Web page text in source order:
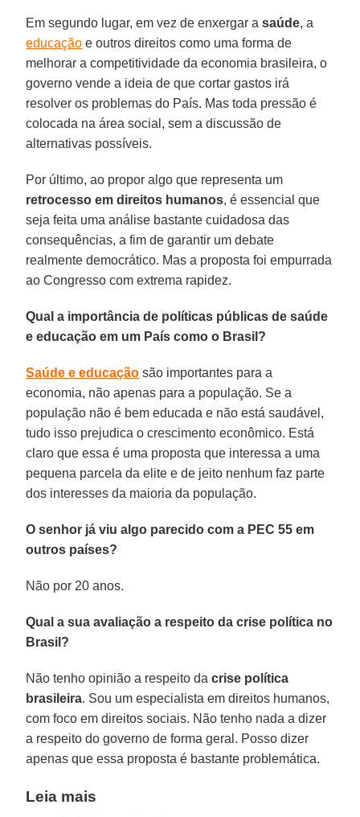
Em segundo lugar, em vez de enxergar asaúde, a
educação e outros direitos como uma forma de
melhorar a competitividade da economia brasileira, o
governo vende a ideia de que cortar gastos irá
resolver os problemas do País. Mas toda pressão é
colocada na área social, sem a discussão de
alternativas possíveis.
Por último, ao propor algo que representa um
retrocesso em direitos humanos, é essencial que
seja feita uma análise bastante cuidadosa das
consequências, a fim de garantir um debate
realmente democrático. Mas a proposta foi empurrada
ao Congresso com extrema rapidez.
Qual a importância de políticas públicas de saúde
e educação em um País como o Brasil?
Saúde e educação são importantes para a
economia, não apenas para a população. Se a
população não é bem educada e não está saudável,
tudo isso prejudica o crescimento econômico. Está
claro que essa é uma proposta que interessa a uma
pequena parcela da elite e de jeito nenhum faz parte
dos interesses da maioria da população.
O senhor já viu algo parecido com a PEC 55 em
outros países?
Não por 20 anos.
Qual a sua avaliação a respeito da crise política no
Brasil?
Não tenho opinião a respeito dacrise política
brasileira. Sou um especialista em direitos humanos,
com foco em direitos sociais. Não tenho nada a dizer
a respeito do governo de forma geral. Posso dizer
apenas que essa proposta é bastante problemática.
Leia mais